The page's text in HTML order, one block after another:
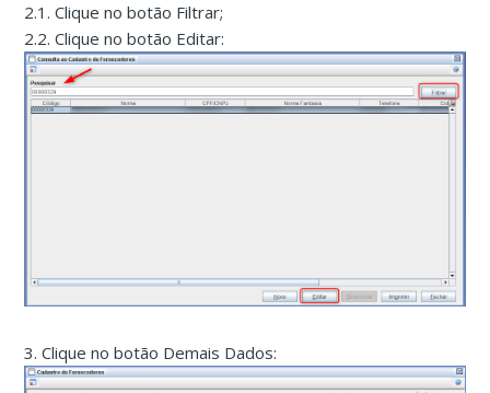
2.1. Clique no botão Filtrar;
2.2. Clique no botão Editar:
3. Clique no botão Demais Dados: